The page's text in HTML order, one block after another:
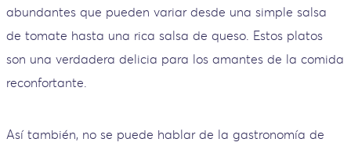
abundantes que pueden variar desde una simple salsa
de tomate hasta una rica salsa de queso. Estos platos
son una verdadera delicia para los amantes de la comida
reconfortante.
Así también, no se puede hablar de la gastronomía de